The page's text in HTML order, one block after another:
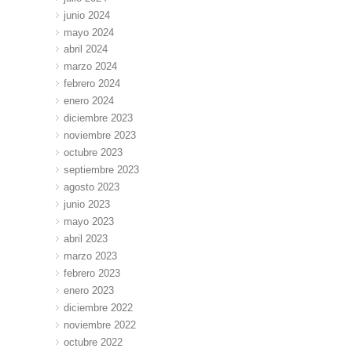
junio 2024
mayo 2024
abril 2024
marzo 2024
febrero 2024
enero 2024
diciembre 2023
noviembre 2023
octubre 2023
septiembre 2023
agosto 2023
junio 2023
mayo 2023
abril 2023
marzo 2023
febrero 2023
enero 2023
diciembre 2022
noviembre 2022
octubre 2022